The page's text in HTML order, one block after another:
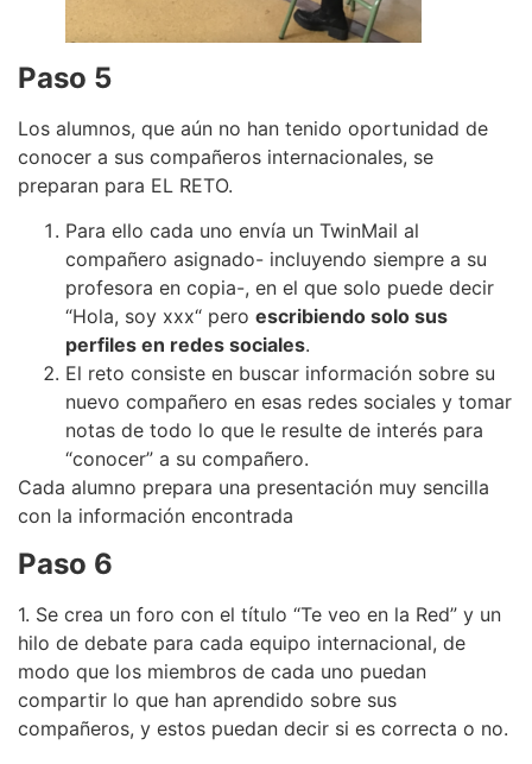
Paso 5
Los alumnos, que aún no han tenido oportunidad de
conocer a sus compañeros internacionales, se
preparan para EL RETO.
Para ello cada uno envía un TwinMail al
compañero asignado- incluyendo siempre a su
profesora en copia-, en el que solo puede decir
“Hola, soy xxx“ pero escribiendo solo sus
perfiles en redes sociales.
El reto consiste en buscar información sobre su
nuevo compañero en esas redes sociales y tomar
notas de todo lo que le resulte de interés para
“conocer” a su compañero.
Cada alumno prepara una presentación muy sencilla
con la información encontrada
Paso 6
1. Se crea un foro con el título “Te veo en la Red” y un
hilo de debate para cada equipo internacional, de
modo que los miembros de cada uno puedan
compartir lo que han aprendido sobre sus
compañeros, y estos puedan decir si es correcta o no.